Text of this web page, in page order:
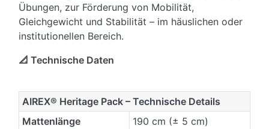
Übungen, zur Förderung von Mobilität,
Gleichgewicht und Stabilität – im häuslichen oder
institutionellen Bereich.
📐 Technische Daten
AIREX® Heritage Pack – Technische Details
Mattenlänge
190 cm (± 5 cm)